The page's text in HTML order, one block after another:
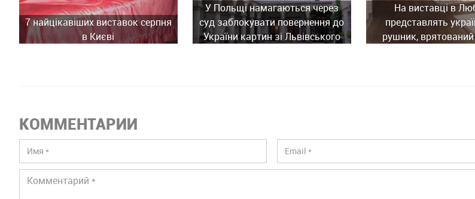
7 найцікавіших виставок серпня
в Києві
У Польщі намагаються через
суд заблокувати повернення до
України картин зі Львівського
На виставці в
представлять
рушник, врятований
КОММЕНТАРИИ